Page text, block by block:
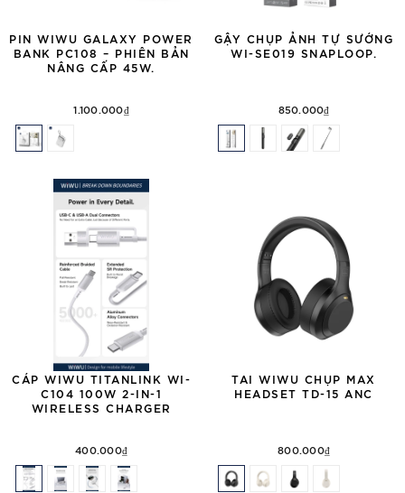
PIN WIWU GALAXY POWER
BANK PC108 – PHIÊN BẢN
NÂNG CẤP 45W.
1.100.000₫
GẬY CHỤP ẢNH TỰ SƯỚNG
WI-SE019 SNAPLOOP.
850.000₫
CÁP WIWU TITANLINK WI-
C104 100W 2-IN-1
WIRELESS CHARGER
400.000₫
TAI WIWU CHỤP MAX
HEADSET TD-15 ANC
800.000₫